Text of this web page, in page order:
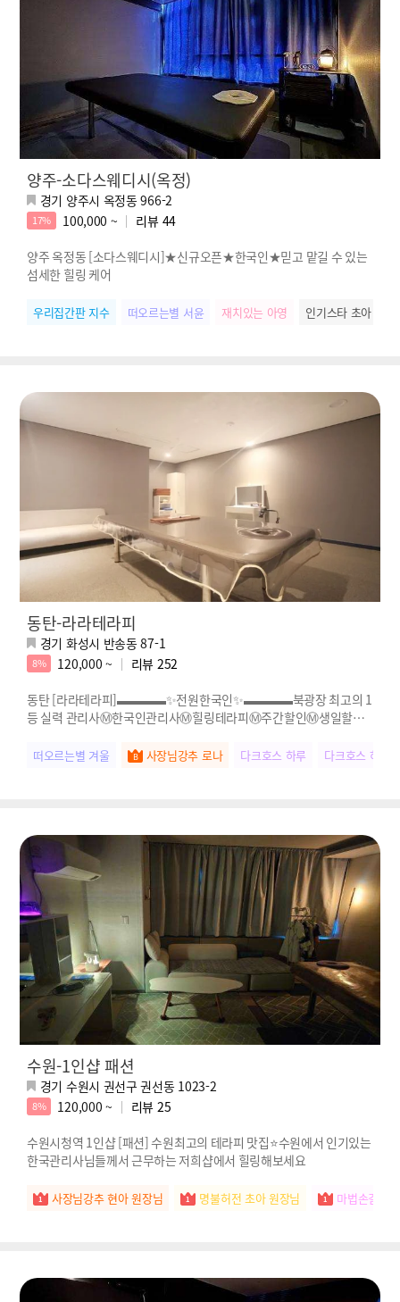
양주-소다스웨디시(옥정)
경기 양주시 옥정동 966-2
17% 100,000 ~ 리뷰 44
양주 옥정동 [소다스웨디시]★신규오픈★한국인★믿고 맡길 수 있는
섬세한 힐링 케어
우리집간판 지수 떠오르는별 서윤 재치있는 아영 인기스타 초아
동탄-라라테라피
경기 화성시 반송동 87-1
8% 120,000 ~ 리뷰 252
동탄 [라라테라피]▬▬▬▬✨전원한국인✨▬▬▬▬북광장 최고의 1
등 실력 관리사Ⓜ️한국인관리사Ⓜ️힐링테라피Ⓜ️주간할인Ⓜ️생일할인
떠오르는별 겨울 사장님강추 로나 다크호스 하루 다크호스 하영
수원-1인샵 패션
경기 수원시 권선구 권선동 1023-2
8% 120,000 ~ 리뷰 25
수원시청역 1인샵 [패션] 수원최고의 테라피 맛집⭐️수원에서 인기있는
한국관리사님들께서 근무하는 저희샵에서 힐링해보세요
사장님강추 현아 원장님 명불허전 초아 원장님 마법손길 연